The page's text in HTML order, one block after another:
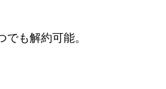
でも解約可能。